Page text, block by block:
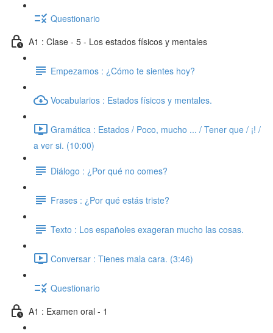
Questionario
A1 : Clase - 5 - Los estados físicos y mentales
Empezamos : ¿Cómo te sientes hoy?
Vocabularios : Estados físicos y mentales.
Gramática : Estados / Poco, mucho ... / Tener que / ¡! /
a ver si. (10:00)
Diálogo : ¿Por qué no comes?
Frases : ¿Por qué estás triste?
Texto : Los españoles exageran mucho las cosas.
Conversar : Tienes mala cara. (3:46)
Questionario
A1 : Examen oral - 1